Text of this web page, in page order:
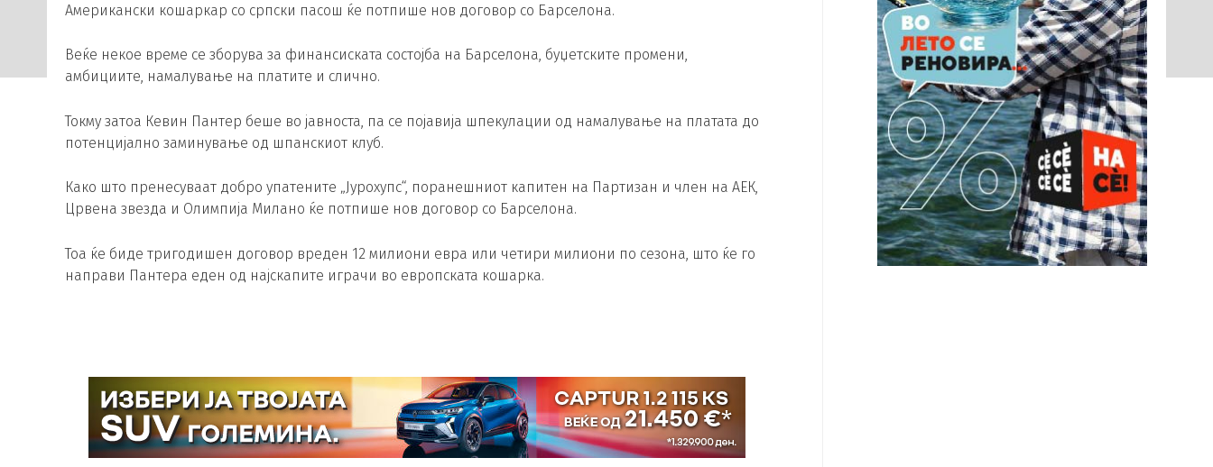
Американски кошаркар со српски пасош ќе потпише нов договор со Барселона.
Веќе некое време се зборува за финансиската состојба на Барселона, буџетските промени,
амбициите, намалување на платите и слично.
Токму затоа Кевин Пантер беше во јавноста, па се појавија шпекулации од намалување на платата до
потенцијално заминување од шпанскиот клуб.
Како што пренесуваат добро упатените „Јурохупс“, поранешниот капитен на Партизан и член на АЕК,
Црвена звезда и Олимпија Милано ќе потпише нов договор со Барселона.
Тоа ќе биде тригодишен договор вреден 12 милиони евра или четири милиони по сезона, што ќе го
направи Пантера еден од најскапите играчи во европската кошарка.